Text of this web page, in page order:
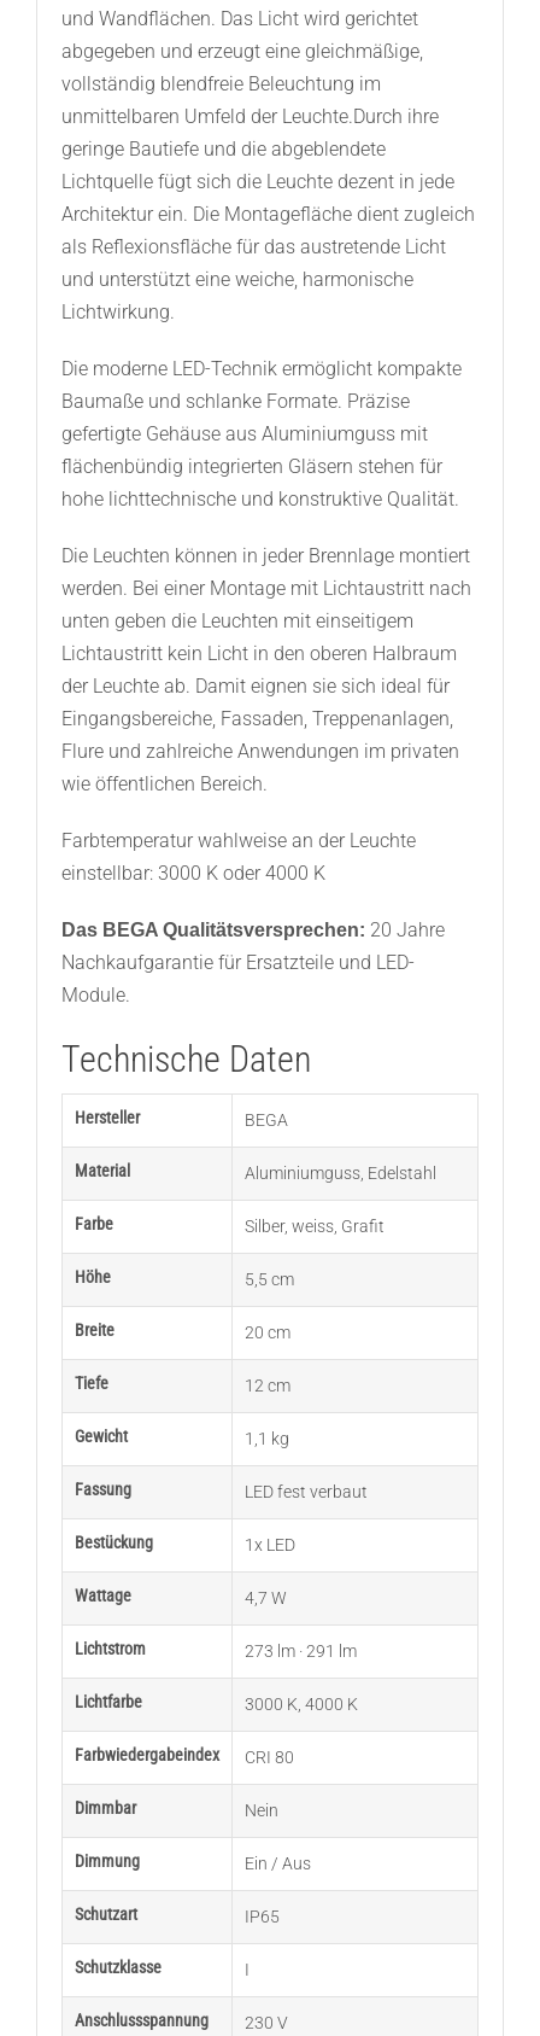
und Wandflächen. Das Licht wird gerichtet
abgegeben und erzeugt eine gleichmäßige,
vollständig blendfreie Beleuchtung im
unmittelbaren Umfeld der Leuchte.Durch ihre
geringe Bautiefe und die abgeblendete
Lichtquelle fügt sich die Leuchte dezent in jede
Architektur ein. Die Montagefläche dient zugleich
als Reflexionsfläche für das austretende Licht
und unterstützt eine weiche, harmonische
Lichtwirkung.
Die moderne LED-Technik ermöglicht kompakte
Baumaße und schlanke Formate. Präzise
gefertigte Gehäuse aus Aluminiumguss mit
flächenbündig integrierten Gläsern stehen für
hohe lichttechnische und konstruktive Qualität.
Die Leuchten können in jeder Brennlage montiert
werden. Bei einer Montage mit Lichtaustritt nach
unten geben die Leuchten mit einseitigem
Lichtaustritt kein Licht in den oberen Halbraum
der Leuchte ab. Damit eignen sie sich ideal für
Eingangsbereiche, Fassaden, Treppenanlagen,
Flure und zahlreiche Anwendungen im privaten
wie öffentlichen Bereich.
Farbtemperatur wahlweise an der Leuchte
einstellbar: 3000 K oder 4000 K
Das BEGA Qualitätsversprechen: 20 Jahre
Nachkaufgarantie für Ersatzteile und LED-
Module.
Technische Daten
Hersteller BEGA
Material Aluminiumguss, Edelstahl
Farbe Silber, weiss, Grafit
Höhe 5,5 cm
Breite 20 cm
Tiefe 12 cm
Gewicht 1,1 kg
Fassung LED fest verbaut
Bestückung 1x LED
Wattage 4,7 W
Lichtstrom 273 lm · 291 lm
Lichtfarbe 3000 K, 4000 K
Farbwiedergabeindex CRI 80
Dimmbar Nein
Dimmung Ein / Aus
Schutzart IP65
Schutzklasse I
Anschlussspannung 230 V